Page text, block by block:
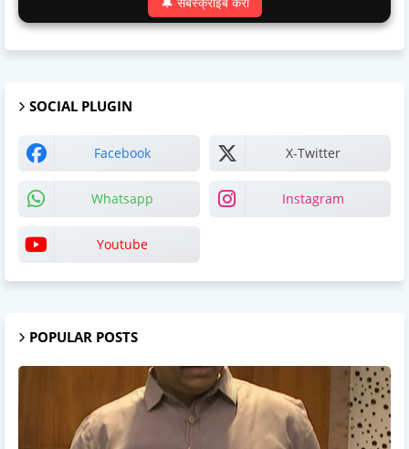
🔔 सबस्क्राइब करा
SOCIAL PLUGIN
Facebook X-Twitter
Whatsapp Instagram
Youtube
POPULAR POSTS